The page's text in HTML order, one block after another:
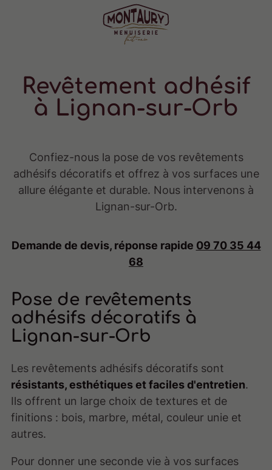
Revêtement adhésif
à Lignan-sur-Orb
Confiez-nous la pose de vos revêtements
adhésifs décoratifs et offrez à vos surfaces une
allure élégante et durable. Nous intervenons à
Lignan-sur-Orb.
Demande de devis, réponse rapide 09 70 35 44
68
Pose de revêtements
adhésifs décoratifs à
Lignan-sur-Orb
Les revêtements adhésifs décoratifs sont
résistants, esthétiques et faciles d'entretien.
Ils offrent un large choix de textures et de
finitions : bois, marbre, métal, couleur unie et
autres.
Pour donner une seconde vie à vos surfaces